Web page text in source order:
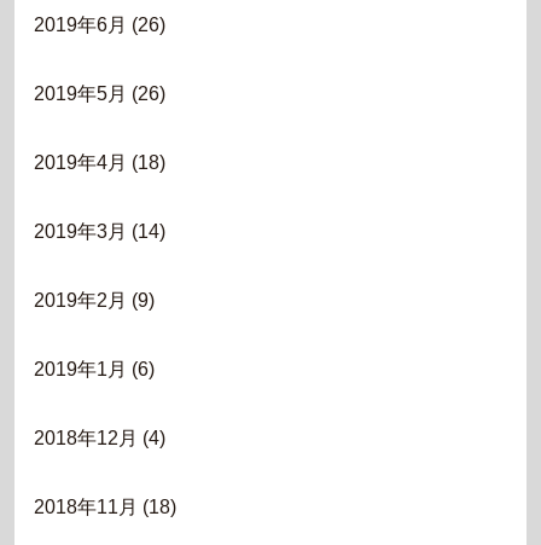
2019年6月 (26)
2019年5月 (26)
2019年4月 (18)
2019年3月 (14)
2019年2月 (9)
2019年1月 (6)
2018年12月 (4)
2018年11月 (18)